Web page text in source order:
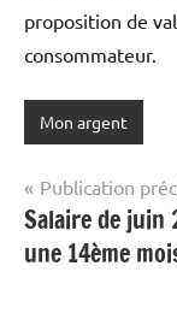
proposition de
consommateur.
Mon argent
Navigation
de
l’article
Publication
Salaire de juin
une 14ème